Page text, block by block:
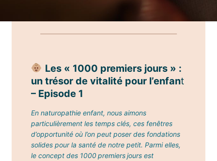
Les « 1000 premiers jours » :
un trésor de vitalité pour l’enfant
– Episode 1
En naturopathie enfant, nous aimons
particulièrement les temps clés, ces fenêtres
d’opportunité où l’on peut poser des fondations
solides pour la santé de notre petit. Parmi elles,
le concept des 1000 premiers jours est